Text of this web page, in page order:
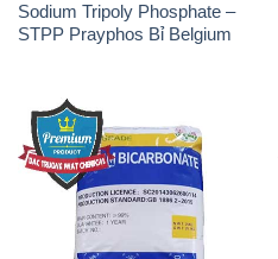
Sodium Tripoly Phosphate –
STPP Prayphos Bỉ Belgium